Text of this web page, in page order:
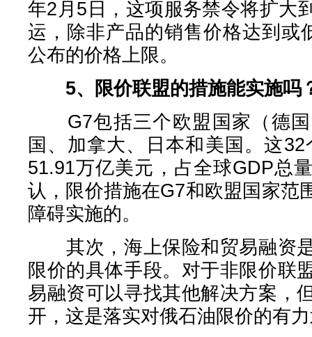
年2月5日，这项服务禁令将扩大
运，除非产品的销售价格达到或
公布的价格上限。
5、限价联盟的措施能实施吗
G7包括三个欧盟国家（德国
国、加拿大、日本和美国。这
51.91万亿美元，占全球GDP总
认，限价措施在G7和欧盟国家范
障碍实施的。
其次，海上保险和贸易融资
限价的具体手段。对于非限价联
易融资可以寻找其他解决方案，
开，这是落实对俄石油限价的有